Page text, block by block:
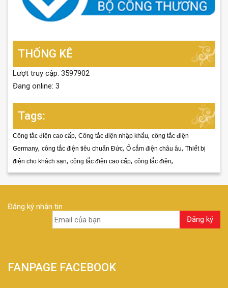
THỐNG KÊ
Lượt truy cập: 3597902
Đang online: 3
Tags:
Công tắc điện cao cấp, Công tắc điện nhập khẩu, công tắc điện
Germany, công tắc điện tiêu chuẩn Đức, Ổ cắm điện châu âu, Thiết bị
điện cho khách sạn, công tắc điện cao cấp, công tắc điện,
Đăng ký nhận tin
FANPAGE FACEBOOK